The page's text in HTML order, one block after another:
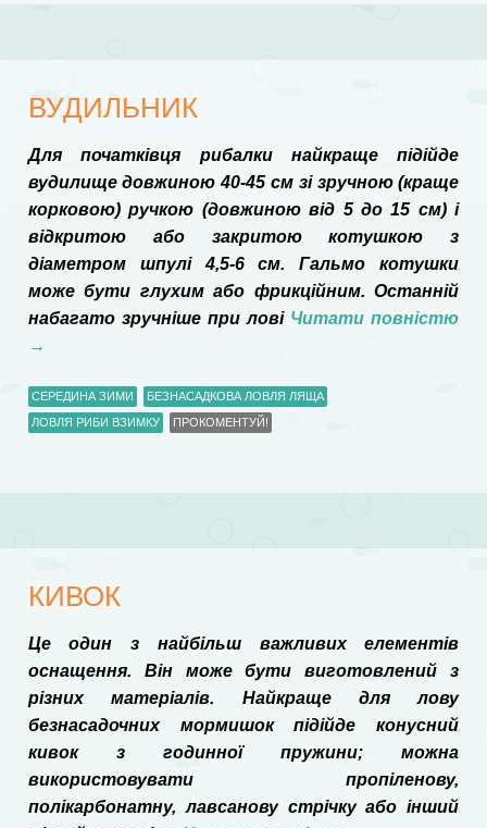
ВУДИЛЬНИК
Для початківця рибалки найкраще підійде
вудилище довжиною 40-45 см зі зручною (краще
корковою) ручкою (довжиною від 5 до 15 см) і
відкритою або закритою котушкою з
діаметром шпулі 4,5-6 см. Гальмо котушки
може бути глухим або фрикційним. Останній
набагато зручніше при лові Читати повністю
→
СЕРЕДИНА ЗИМИ
БЕЗНАСАДКОВА ЛОВЛЯ ЛЯЩА
ЛОВЛЯ РИБИ ВЗИМКУ
ПРОКОМЕНТУЙ!
КИВОК
Це один з найбільш важливих елементів
оснащення. Він може бути виготовлений з
різних матеріалів. Найкраще для лову
безнасадочних мормишок підійде конусний
кивок з годинної пружини; можна
використовувати пропіленову,
полікарбонатну, лавсанову стрічку або інший